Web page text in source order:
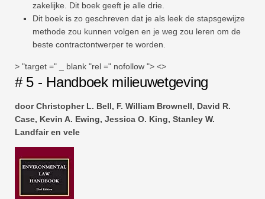
zakelijke. Dit boek geeft je alle drie.
Dit boek is zo geschreven dat je als leek de stapsgewijze
methode zou kunnen volgen en je weg zou leren om de
beste contractontwerper te worden.
> "target =" _ blank "rel =" nofollow "> <>
# 5 - Handboek milieuwetgeving
door Christopher L. Bell, F. William Brownell, David R.
Case, Kevin A. Ewing, Jessica O. King, Stanley W.
Landfair en vele